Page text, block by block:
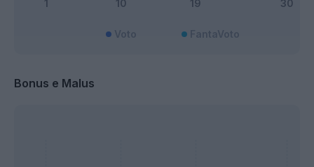
Voto FantaVoto
Bonus e Malus